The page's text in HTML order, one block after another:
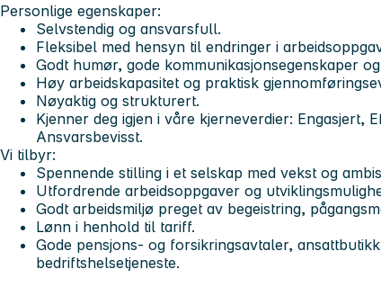
Personlige egenskaper:
Selvstendig og ansvarsfull.
Fleksibel med hensyn til endringer i
Godt humør, gode kommunikasjonsegenskaper
Høy arbeidskapasitet og praktisk
Nøyaktig og strukturert.
Kjenner deg igjen i våre kjerneverdier: Engasjert,
Ansvarsbevisst.
Vi tilbyr:
Spennende stilling i et selskap med vekst og
Utfordrende arbeidsoppgaver og
Godt arbeidsmiljø preget av begeistring,
Lønn i henhold til tariff.
Gode pensjons- og forsikringsavtaler,
bedriftshelsetjeneste.